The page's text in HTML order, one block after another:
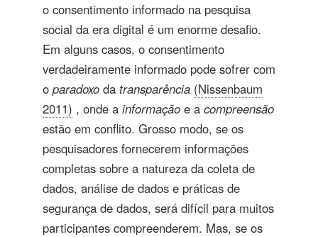
o consentimento informado na pesquisa
social da era digital é um enorme desafio.
Em alguns casos, o consentimento
verdadeiramente informado pode sofrer com
o paradoxo da transparência (Nissenbaum
2011) , onde a informação e a compreensão
estão em conflito. Grosso modo, se os
pesquisadores fornecerem informações
completas sobre a natureza da coleta de
dados, análise de dados e práticas de
segurança de dados, será difícil para muitos
participantes compreenderem. Mas, se os